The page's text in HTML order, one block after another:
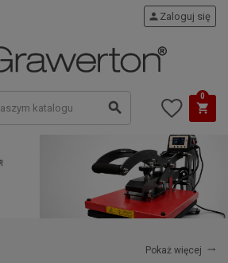
search
person Zaloguj się
shopping_cart
0
Pokaż więcej trending_flat